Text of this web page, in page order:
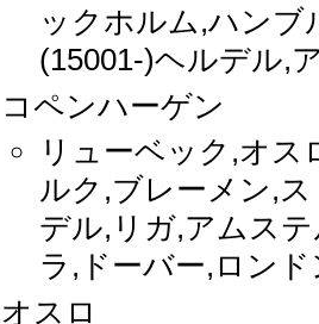
ックホルム,ハン
(15001-)ヘルデル,
コペンハーゲン
リューベック,オ
ルク,ブレーメン,
デル,リガ,アムス
ラ,ドーバー,ロン
オスロ